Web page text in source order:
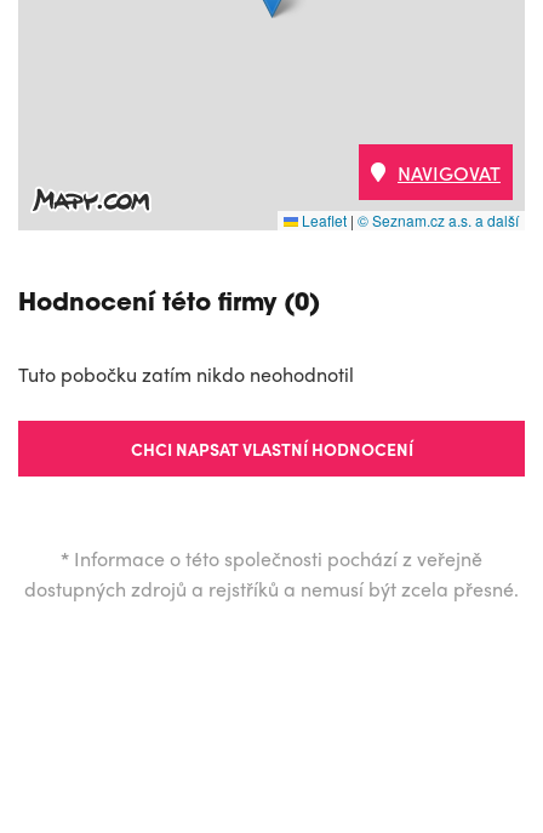
Leaflet | © Seznam.cz a.s. a další
NAVIGOVAT
Hodnocení této firmy (0)
Tuto pobočku zatím nikdo neohodnotil
CHCI NAPSAT VLASTNÍ HODNOCENÍ
* Informace o této společnosti pochází z veřejně
dostupných zdrojů a rejstříků a nemusí být zcela přesné.